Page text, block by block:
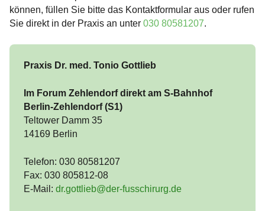
können, füllen Sie bitte das Kontaktformular aus oder rufen
Sie direkt in der Praxis an unter 030 80581207.
Praxis Dr. med. Tonio Gottlieb
Im Forum Zehlendorf direkt am S-Bahnhof
Berlin-Zehlendorf (S1)
Teltower Damm 35
14169 Berlin
Telefon: 030 80581207
Fax: 030 805812-08
E-Mail: dr.gottlieb@der-fusschirurg.de